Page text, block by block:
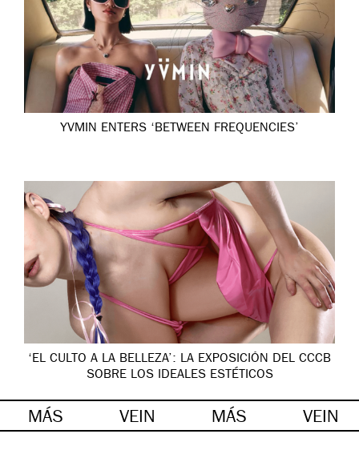
YVMIN ENTERS ‘BETWEEN FREQUENCIES’
‘EL CULTO A LA BELLEZA’: LA EXPOSICIÓN DEL CCCB
SOBRE LOS IDEALES ESTÉTICOS
MÁS VEIN MÁS VEIN